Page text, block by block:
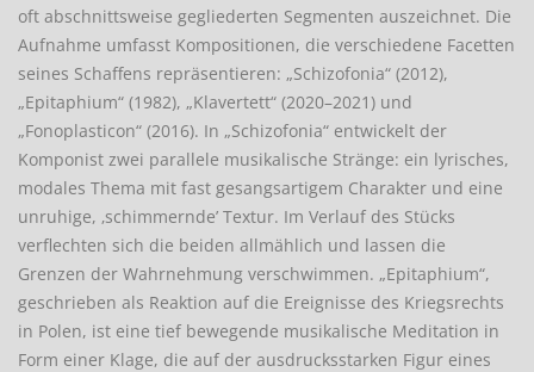
oft abschnittsweise gegliederten Segmenten auszeichnet. Die
Aufnahme umfasst Kompositionen, die verschiedene Facetten
seines Schaffens repräsentieren: „Schizofonia“ (2012),
„Epitaphium“ (1982), „Klavertett“ (2020–2021) und
„Fonoplasticon“ (2016). In „Schizofonia“ entwickelt der
Komponist zwei parallele musikalische Stränge: ein lyrisches,
modales Thema mit fast gesangsartigem Charakter und eine
unruhige, ‚schimmernde’ Textur. Im Verlauf des Stücks
verflechten sich die beiden allmählich und lassen die
Grenzen der Wahrnehmung verschwimmen. „Epitaphium“,
geschrieben als Reaktion auf die Ereignisse des Kriegsrechts
in Polen, ist eine tief bewegende musikalische Meditation in
Form einer Klage, die auf der ausdrucksstarken Figur eines